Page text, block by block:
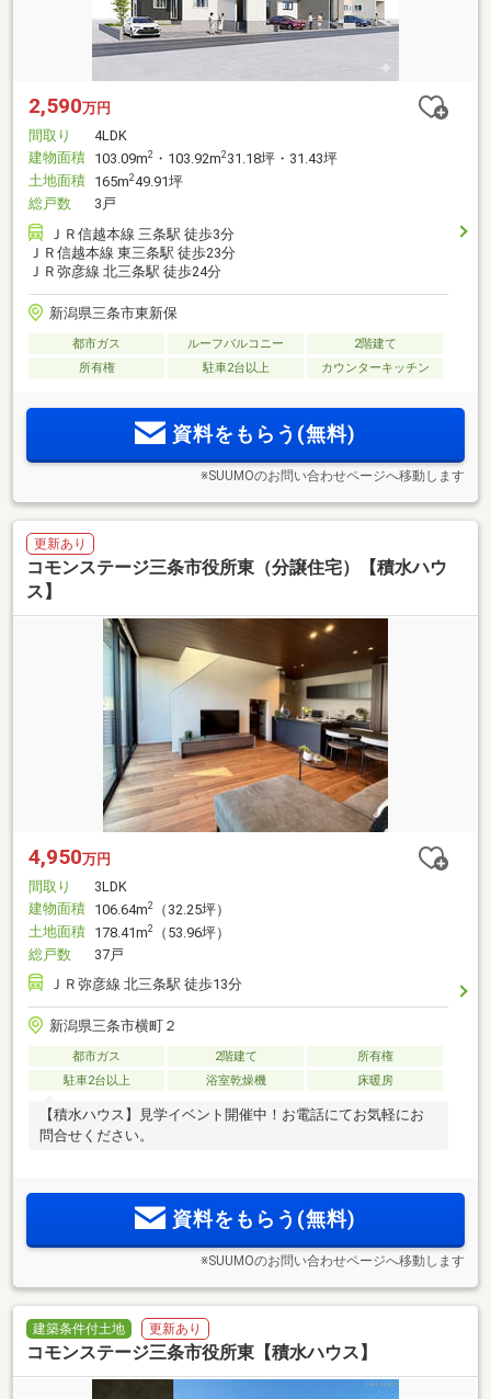
2,590万円
間取り
4LDK
建物面積 103.09m2 ・103.92m231.18坪・31.43坪
土地面積 165m249.91坪
総戸数
3戸
ＪＲ信越本線 三条駅 徒歩3分
ＪＲ信越本線 東三条駅 徒歩23分
ＪＲ弥彦線 北三条駅 徒歩24分
新潟県三条市東新保
都市ガス ルーフバルコニー
2階建て
所有権
駐車2台以上 カウンターキッチン
資料をもらう(無料)
※SUUMOのお問い合わせページへ移動します
更新あり
コモンステージ三条市役所東（分譲住宅）【積水ハウ
ス】
4,950万円
間取り
3LDK
建物面積 106.64m2
（32.25坪）
土地面積 178.41m2
（53.96坪）
総戸数
37戸
ＪＲ弥彦線 北三条駅 徒歩13分
新潟県三条市横町２
都市ガス 2階建て
所有権
駐車2台以上
浴室乾燥機 床暖房
【積水ハウス】見学イベント開催中！お電話にてお気軽にお
問合せください。
資料をもらう(無料)
※SUUMOのお問い合わせページへ移動します
建築条件付土地 更新あり
コモンステージ三条市役所東【積水ハウス】